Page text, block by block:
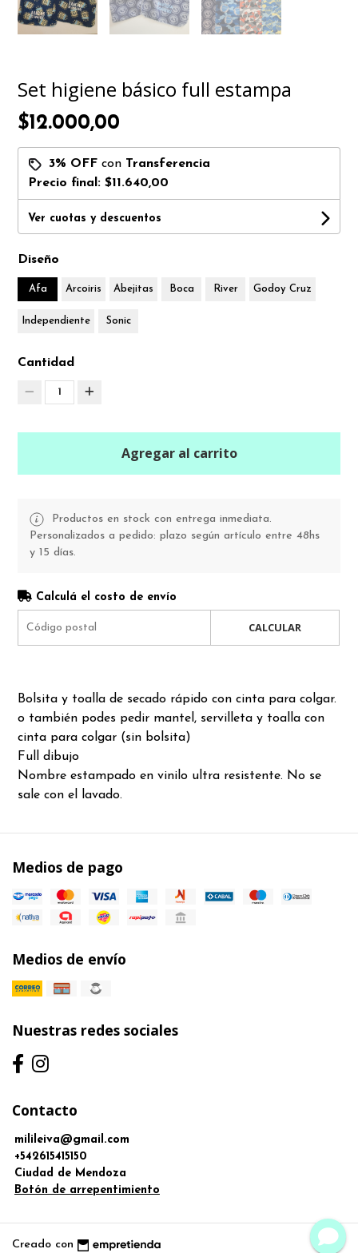
Set higiene básico full estampa
$12.000,00
3% OFF con Transferencia
Precio final:$11.640,00
Ver cuotas y descuentos
Diseño
Afa Arcoiris Abejitas Boca River Godoy Cruz
Independiente Sonic
Cantidad
1
Agregar al carrito
Productos en stock con entrega inmediata.
Personalizados a pedido: plazo según artículo entre 48hs
y 15 días.
Calculá el costo de envío
CALCULAR
Bolsita y toalla de secado rápido con cinta para colgar.
o también podes pedir mantel, servilleta y toalla con
cinta para colgar (sin bolsita)
Full dibujo
Nombre estampado en vinilo ultra resistente. No se
sale con el lavado.
Medios de pago
Medios de envío
Nuestras redes sociales
Contacto
milileiva@gmail.com
+542615415150
Ciudad de Mendoza
Botón de arrepentimiento
Creado con